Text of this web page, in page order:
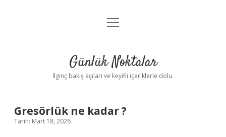
Anasayfa
Yasal Uyarı
menüyü
Günlük Noktalar
İlginç bakış açıları ve keyifli içeriklerle dolu.
Gresörlük ne kadar ?
Tarih: Mart 18, 2026